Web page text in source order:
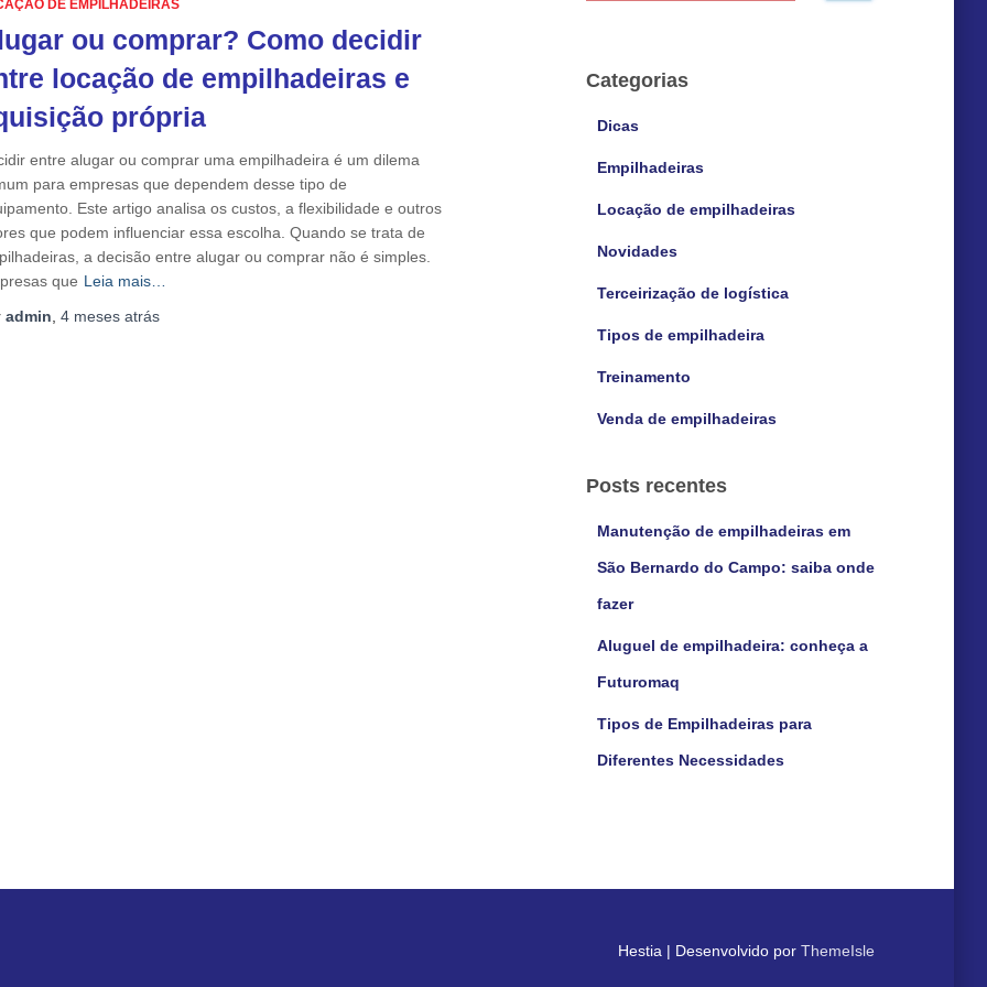
DE EMPILHADEIRAS
ou comprar? Como decidir
locação de empilhadeiras e
própria
entre alugar ou comprar uma empilhadeira é um dilema
para empresas que dependem desse tipo de
Este artigo analisa os custos, a flexibilidade e outros
que podem influenciar essa escolha. Quando se trata de
a decisão entre alugar ou comprar não é simples.
que Leia mais…
admin 4 meses atrás
u
Categorias
Dicas
Empilhadeiras
Locação de empilhadeiras
Novidades
Terceirização de logística
Tipos de empilhadeira
Treinamento
Venda de empilhadeiras
Posts recentes
Manutenção de empilhadeiras em
São Bernardo do Campo: saiba onde
fazer
Aluguel de empilhadeira: conheça a
Futuromaq
Tipos de Empilhadeiras para
Diferentes Necessidades
Hestia | Desenvolvido por ThemeIsle